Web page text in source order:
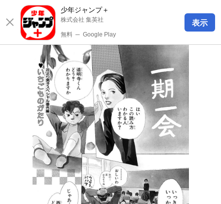
少年ジャンプ＋
株式会社 集英社
無料 ─ Google Play
表示